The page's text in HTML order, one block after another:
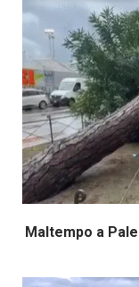
Maltempo a